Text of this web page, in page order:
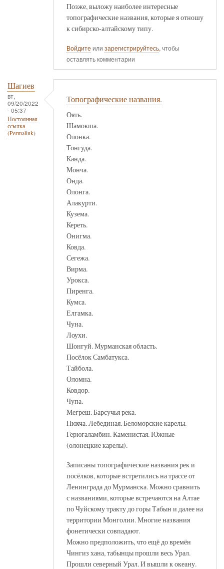
Позже, выложу наиболее интересные
топографические названия, которые я отношу
к сибирско-алтайскому типу.
Войдите или зарегистрируйтесь, чтобы
оставлять комментарии
Шагиев
вт,
09/20/2022
- 05:37
Постоянная
ссылка
(Permalink)
Топографические названия.
Оять.
Шамокша.
Олонка.
Тонгуда.
Канда.
Монча.
Онда.
Олонга.
Алакурти.
Кузема.
Кереть.
Онигма.
Ковда.
Сегежа.
Вирма.
Урокса.
Пиренга.
Кумса.
Елгамка.
Чуна.
Лоухи.
Шонгуй. Мурманская область.
Посёлок Самбатукса.
Тайбола.
Оломна.
Ковдор.
Чупа.
Мегреш. Барсучья река.
Нюхча. Лебединая. Беломорские карелы.
Герюгаламбин. Каменистая. Южные
(олонецкие карелы).
Записаны топографические названия рек и
посёлков, которые встретились на трассе от
Ленинграда до Мурманска. Можно сравнить
с названиями, которые встречаются на Алтае
по Чуйскому тракту до горы Табын и далее на
территории Монголии. Многие названия
фонетически совпадают.
Можно предположить, что ещё до времён
Чингиз хана, табынцы прошли весь Урал.
Прошли северный Урал. И вышли к океану.